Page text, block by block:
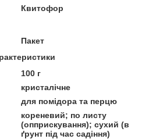
Квитофор
Пакет
100 г
кристалічне
для помідора та перцю
кореневий; по листу
(опприскування); сухий (в
ґрунт під час садіння)